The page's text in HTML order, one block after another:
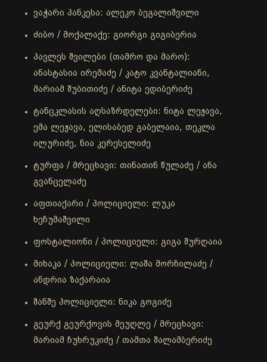
ვაჭარი პანკესა: ალეკო ბეგალიშვილი
ძიბო / მოქალაქე: გიორგი გიგიბერია
პავლეს შვილები (თამრო და მარო):
ანასტასია ირემაძე / კატო კვანტალიანი,
მარიამ შუბითიძე / ანიტა ედიბერიძე
ტანცკლასის აღსაზრდელები: ნიტა ლეჟავა,
ემა ლეჟავა, ელისაბედ გაბელაია, თეკლა
ილურიძე, ნია კერესელიძე
ტურფა / მრეცხავი: თინათინ წულაძე / ანა
გვანცელაძე
აფთიაქარი / პოლიციელი: ლუკა
ხეჩუმაშვილი
ფოსტალიონი / პოლიციელი: გიგა შურღაია
მიხაკა / პოლიციელი: ლაშა მორჩილაძე /
ანდრია ზაქარაია
შანშე პოლიციელი: ნიკა გოგიძე
გეურქ გეურქოვის მეუღლე / მრეცხავი:
მარიამ ჩუხრუკიძე / თამთა შალამბერიძე